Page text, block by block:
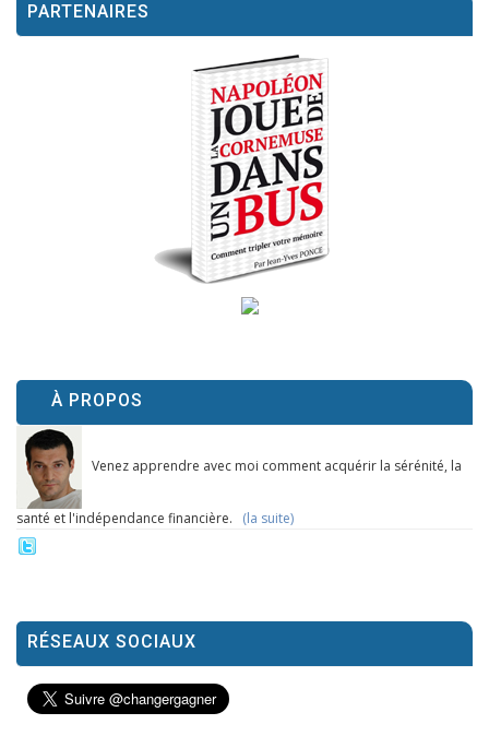
PARTENAIRES
À PROPOS
Venez apprendre avec moi comment acquérir la sérénité, la
santé et l'indépendance financière. (la suite)
RÉSEAUX SOCIAUX